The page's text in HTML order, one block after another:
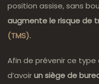
ERGONOMIQUE
position assise, sans
augmente le risque de
(TMS).
Afin de prévenir ce
d’avoirun siège de